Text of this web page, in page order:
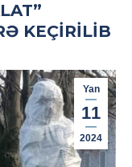
KEÇIRILIB
Yan
11
2024